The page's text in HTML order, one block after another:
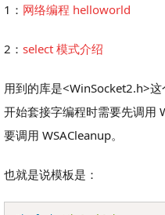
1： 网络编程 helloworld
2： select 模式介绍
用到的库是<WinSocket2.h>
开始套接字编程时需要先调用
要调用 WSACleanup。
也就是说模板是：